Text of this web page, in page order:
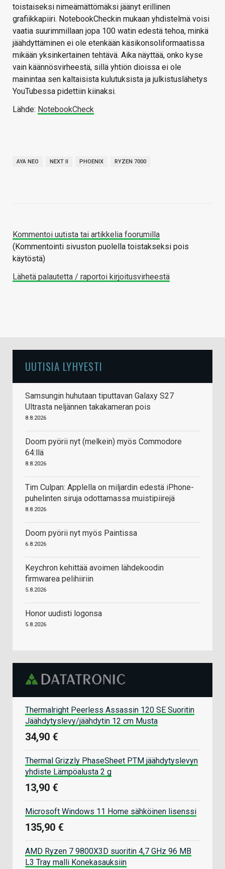
toistaiseksi nimeämättömäksi jäänyt erillinen
grafiikkapiiri. NotebookCheckin mukaan yhdistelmä voisi
vaatia suurimmillaan jopa 100 watin edestä tehoa, minkä
jäähdyttäminen ei ole etenkään käsikonsoliformaatissa
mikään yksinkertainen tehtävä. Aika näyttää, onko kyse
vain käännösvirheestä, sillä yhtiön dioissa ei ole
mainintaa sen kaltaisista kulutuksista ja julkistuslähetys
YouTubessa pidettiin kiinaksi.
Lähde: NotebookCheck
AYA NEO NEXT II PHOENIX RYZEN 7000
Kommentoi uutista tai artikkelia foorumilla
(Kommentointi sivuston puolella toistakseksi pois
käytöstä)
Lähetä palautetta / raportoi kirjoitusvirheestä
UUTISIA LYHYESTI
Samsungin huhutaan tiputtavan Galaxy S27
Ultrasta neljännen takakameran pois
8.8.2026
Doom pyörii nyt (melkein) myös Commodore
64:llä
8.8.2026
Tim Culpan: Applella on miljardin edestä iPhone-
puhelinten siruja odottamassa muistipiirejä
8.8.2026
Doom pyörii nyt myös Paintissa
6.8.2026
Keychron kehittää avoimen lähdekoodin
firmwarea pelihiiriin
5.8.2026
Honor uudisti logonsa
5.8.2026
Thermalright Peerless Assassin 120 SE Suoritin
Jäähdytyslevy/jäähdytin 12 cm Musta
34,90 €
Thermal Grizzly PhaseSheet PTM jäähdytyslevyn
yhdiste Lämpöalusta 2 g
13,90 €
Microsoft Windows 11 Home sähköinen lisenssi
135,90 €
AMD Ryzen 7 9800X3D suoritin 4,7 GHz 96 MB
L3 Tray malli Konekasauksiin